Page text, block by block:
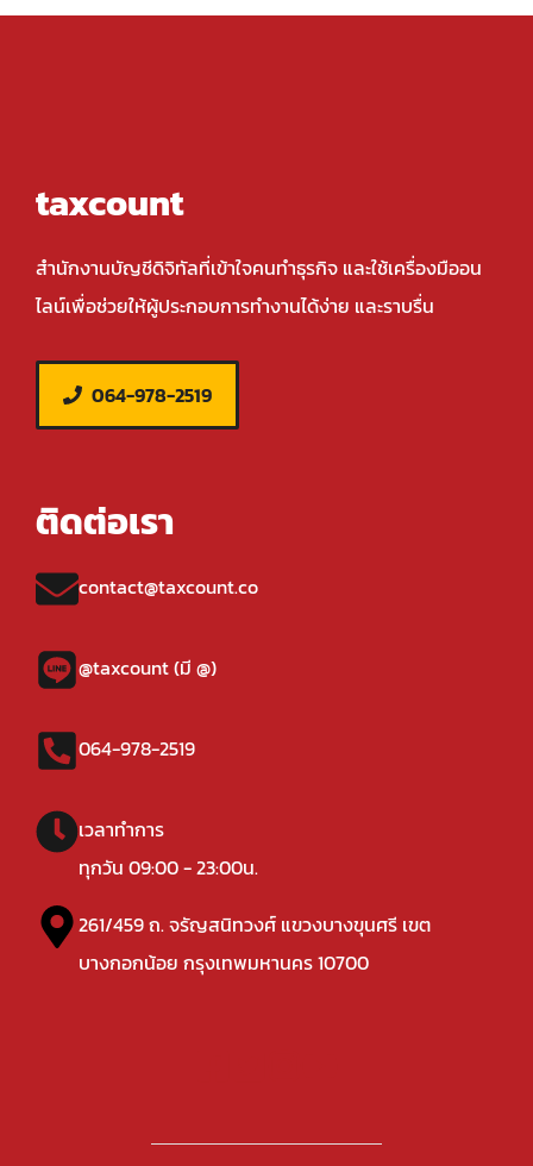
taxcount
สำนักงานบัญชีดิจิทัลที่เข้าใจคนทำธุรกิจ และใช้เครื่องมืออน
ไลน์เพื่อช่วยให้ผู้ประกอบการทำงานได้ง่าย และราบรื่น
064-978-2519
ติดต่อเรา
contact@taxcount.co
@taxcount (มี @)
064-978-2519
เวลาทำการ
ทุกวัน 09:00 - 23:00น.
261/459 ถ. จรัญสนิทวงศ์ แขวงบางขุนศรี เขต
บางกอกน้อย กรุงเทพมหานคร 10700